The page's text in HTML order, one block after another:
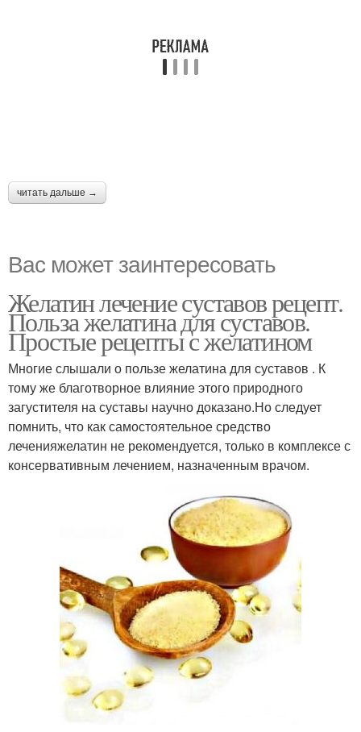
читать дальше →
Вас может заинтересовать
Желатин лечение суставов рецепт.
Польза желатина для суставов.
Простые рецепты с желатином
Многие слышали о пользе желатина для суставов . К
тому же благотворное влияние этого природного
загустителя на суставы научно доказано.Но следует
помнить, что как самостоятельное средство
леченияжелатин не рекомендуется, только в комплексе с
консервативным лечением, назначенным врачом.